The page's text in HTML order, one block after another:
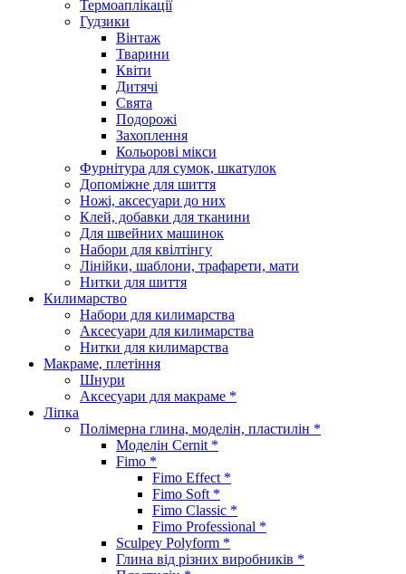
Термоаплікації
Гудзики
Вінтаж
Тварини
Квіти
Дитячі
Свята
Подорожі
Захоплення
Кольорові мікси
Фурнітура для сумок, шкатулок
Допоміжне для шиття
Ножі, аксесуари до них
Клей, добавки для тканини
Для швейних машинок
Набори для квілтінгу
Лінійки, шаблони, трафарети, мати
Нитки для шиття
Килимарство
Набори для килимарства
Аксесуари для килимарства
Нитки для килимарства
Макраме, плетіння
Шнури
Аксесуари для макраме *
Ліпка
Полімерна глина, моделін, пластилін *
Моделін Cernit *
Fimo *
Fimo Effect *
Fimo Soft *
Fimo Classic *
Fimo Professional *
Sculpey Polyform *
Глина від різних виробників *